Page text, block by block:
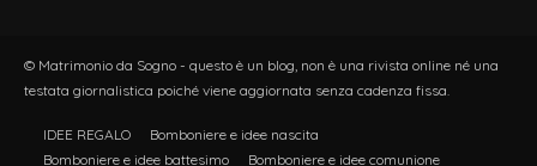
© Matrimonio da Sogno - questo è un blog, non è una rivista online né una
testata giornalistica poiché viene aggiornata senza cadenza fissa.
IDEE REGALO
Bomboniere e idee nascita
Bomboniere e idee battesimo
Bomboniere e idee comunione